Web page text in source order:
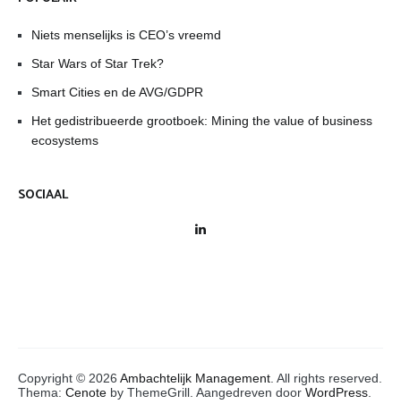
Niets menselijks is CEO’s vreemd
Star Wars of Star Trek?
Smart Cities en de AVG/GDPR
Het gedistribueerde grootboek: Mining the value of business
ecosystems
SOCIAAL
Copyright © 2026 Ambachtelijk Management . All rights reserved.
Thema: Cenote by ThemeGrill. Aangedreven door WordPress